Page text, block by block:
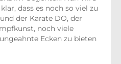
dass es noch so viel zu
der Karate DO, der
noch viele
Ecken zu bieten